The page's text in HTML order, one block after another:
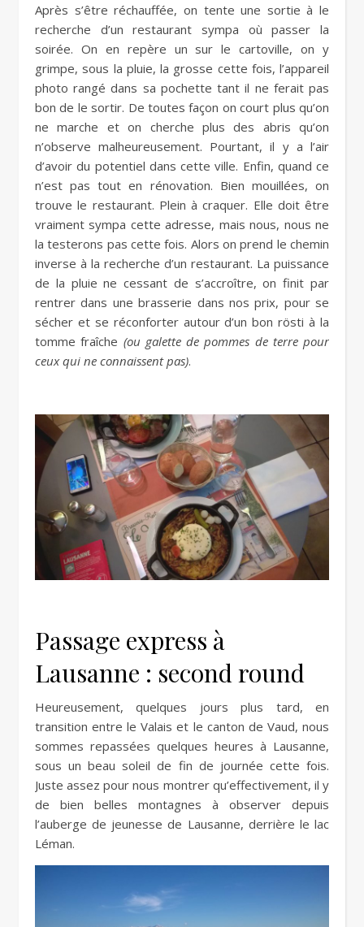
Après s’être réchauffée, on tente une sortie à le
recherche d’un restaurant sympa où passer la
soirée. On en repère un sur le cartoville, on y
grimpe, sous la pluie, la grosse cette fois, l’appareil
photo rangé dans sa pochette tant il ne ferait pas
bon de le sortir. De toutes façon on court plus qu’on
ne marche et on cherche plus des abris qu’on
n’observe malheureusement. Pourtant, il y a l’air
d’avoir du potentiel dans cette ville. Enfin, quand ce
n’est pas tout en rénovation. Bien mouillées, on
trouve le restaurant. Plein à craquer. Elle doit être
vraiment sympa cette adresse, mais nous, nous ne
la testerons pas cette fois. Alors on prend le chemin
inverse à la recherche d’un restaurant. La puissance
de la pluie ne cessant de s’accroître, on finit par
rentrer dans une brasserie dans nos prix, pour se
sécher et se réconforter autour d’un bon rösti à la
tomme fraîche (ou galette de pommes de terre pour
ceux qui ne connaissent pas).
Passage express à
Lausanne : second round
Heureusement, quelques jours plus tard, en
transition entre le Valais et le canton de Vaud, nous
sommes repassées quelques heures à Lausanne,
sous un beau soleil de fin de journée cette fois.
Juste assez pour nous montrer qu’effectivement, il y
de bien belles montagnes à observer depuis
l’auberge de jeunesse de Lausanne, derrière le lac
Léman.